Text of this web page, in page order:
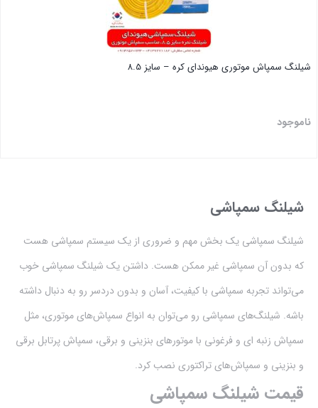
شیلنگ سمپاش موتوری هیوندای کره – سایز 8.5
ناموجود
شیلنگ سمپاشی
شیلنگ سمپاشی یک بخش مهم و ضروری از یک سیستم سمپاشی هست
که بدون آن سمپاشی غیر ممکن هست. داشتن یک شیلنگ سمپاشی خوب
می‌تواند تجربه سمپاشی با کیفیت، آسان و بدون دردسر رو به دنبال داشته
باشه. شیلنگ‌های سمپاشی رو می‌توان به انواع سمپاش‌های موتوری، مثل
سمپاش زنبه ای و فرغونی با موتورهای بنزینی و برقی، سمپاش پرتابل برقی
و بنزینی و سمپاش‌های تراکتوری نصب کرد.
قیمت شیلنگ سمپاشی